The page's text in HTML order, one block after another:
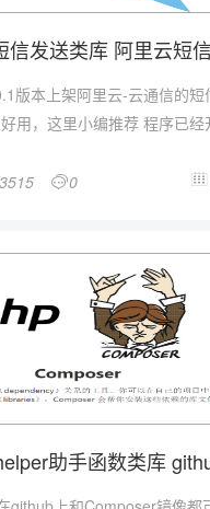
信发送类库 阿里云短
版本上架阿里云-云通信的短
用，这里小编推荐 程序已
3515 0 
助手函数类库